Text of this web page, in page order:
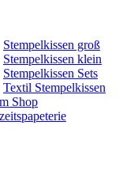
Stempelkissen groß
Stempelkissen klein
Stempelkissen Sets
Textil Stempelkissen
Shop